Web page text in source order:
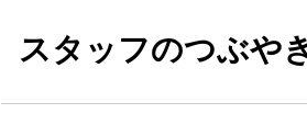
スタッフのつぶや